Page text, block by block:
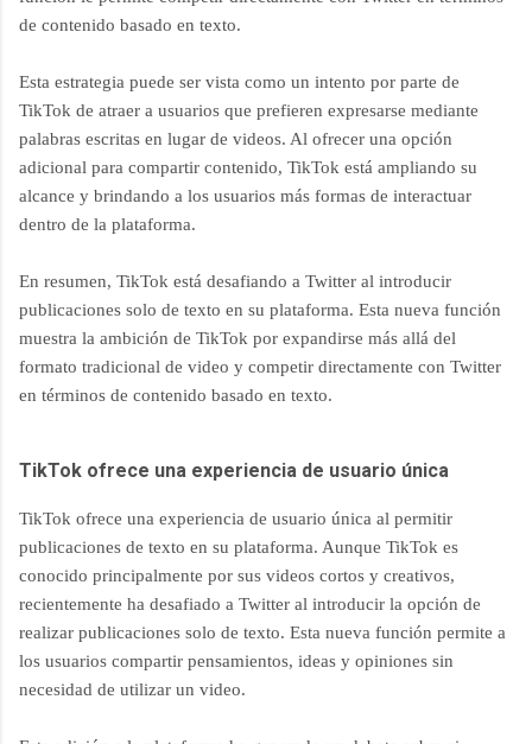
de contenido basado en texto.
Esta estrategia puede ser vista como un intento por parte de
TikTok de atraer a usuarios que prefieren expresarse mediante
palabras escritas en lugar de videos. Al ofrecer una opción
adicional para compartir contenido, TikTok está ampliando su
alcance y brindando a los usuarios más formas de interactuar
dentro de la plataforma.
En resumen, TikTok está desafiando a Twitter al introducir
publicaciones solo de texto en su plataforma. Esta nueva función
muestra la ambición de TikTok por expandirse más allá del
formato tradicional de video y competir directamente con Twitter
en términos de contenido basado en texto.
TikTok ofrece una experiencia de usuario única
TikTok ofrece una experiencia de usuario única al permitir
publicaciones de texto en su plataforma. Aunque TikTok es
conocido principalmente por sus videos cortos y creativos,
recientemente ha desafiado a Twitter al introducir la opción de
realizar publicaciones solo de texto. Esta nueva función permite a
los usuarios compartir pensamientos, ideas y opiniones sin
necesidad de utilizar un video.